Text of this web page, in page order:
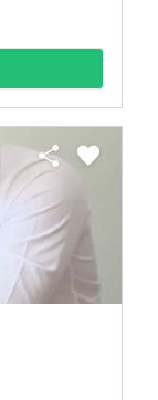
share favorite